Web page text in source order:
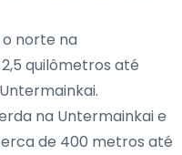
o norte na
quilômetros até
na Untermainkai e
de 400 metros até